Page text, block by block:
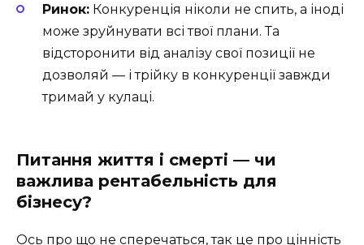
Ринок: Конкуренція ніколи не спить, а іноді
може зруйнувати всі твої плани. Та
відсторонити від аналізу свої позиції не
дозволяй — і трійку в конкуренції завжди
тримай у кулаці.
Питання життя і смерті — чи
важлива рентабельність для
бізнесу?
Ось про що не сперечаться, так це про цінність